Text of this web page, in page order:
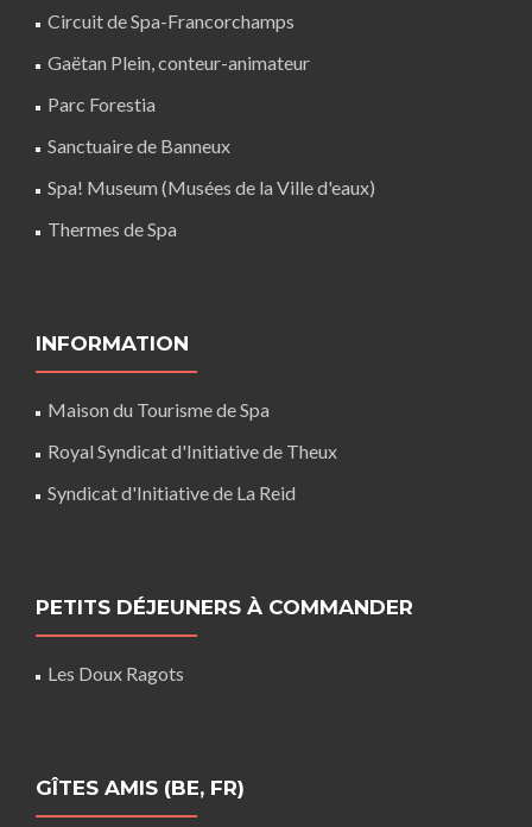
Circuit de Spa-Francorchamps
Gaëtan Plein, conteur-animateur
Parc Forestia
Sanctuaire de Banneux
Spa! Museum (Musées de la Ville d'eaux)
Thermes de Spa
INFORMATION
Maison du Tourisme de Spa
Royal Syndicat d'Initiative de Theux
Syndicat d'Initiative de La Reid
PETITS DÉJEUNERS À COMMANDER
Les Doux Ragots
GÎTES AMIS (BE, FR)